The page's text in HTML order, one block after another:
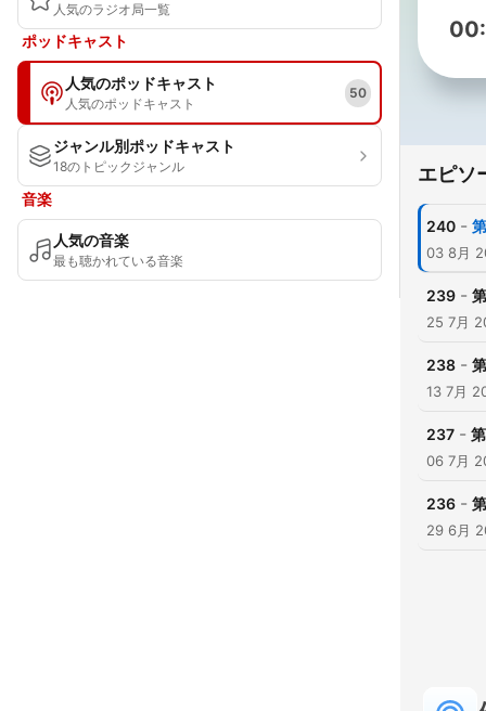
人気のラジオ局一覧
ポッドキャスト
人気のポッドキャスト
人気のポッドキャスト
50
ジャンル別ポッドキャスト
18のトピックジャンル
音楽
人気の音楽
最も聴かれている音楽
エピソ
240 -
03 8月
239 -
25 7月
238 -
13 7月
237 -
06 7月
236 -
29 6月